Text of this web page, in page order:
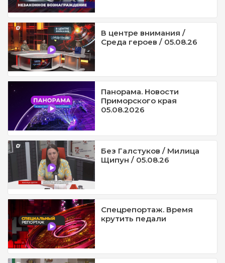
В центре внимания /
Среда героев / 05.08.26
Панорама. Новости
Приморского края
05.08.2026
Без Галстуков / Милица
Щипун / 05.08.26
Спецрепортаж. Время
крутить педали